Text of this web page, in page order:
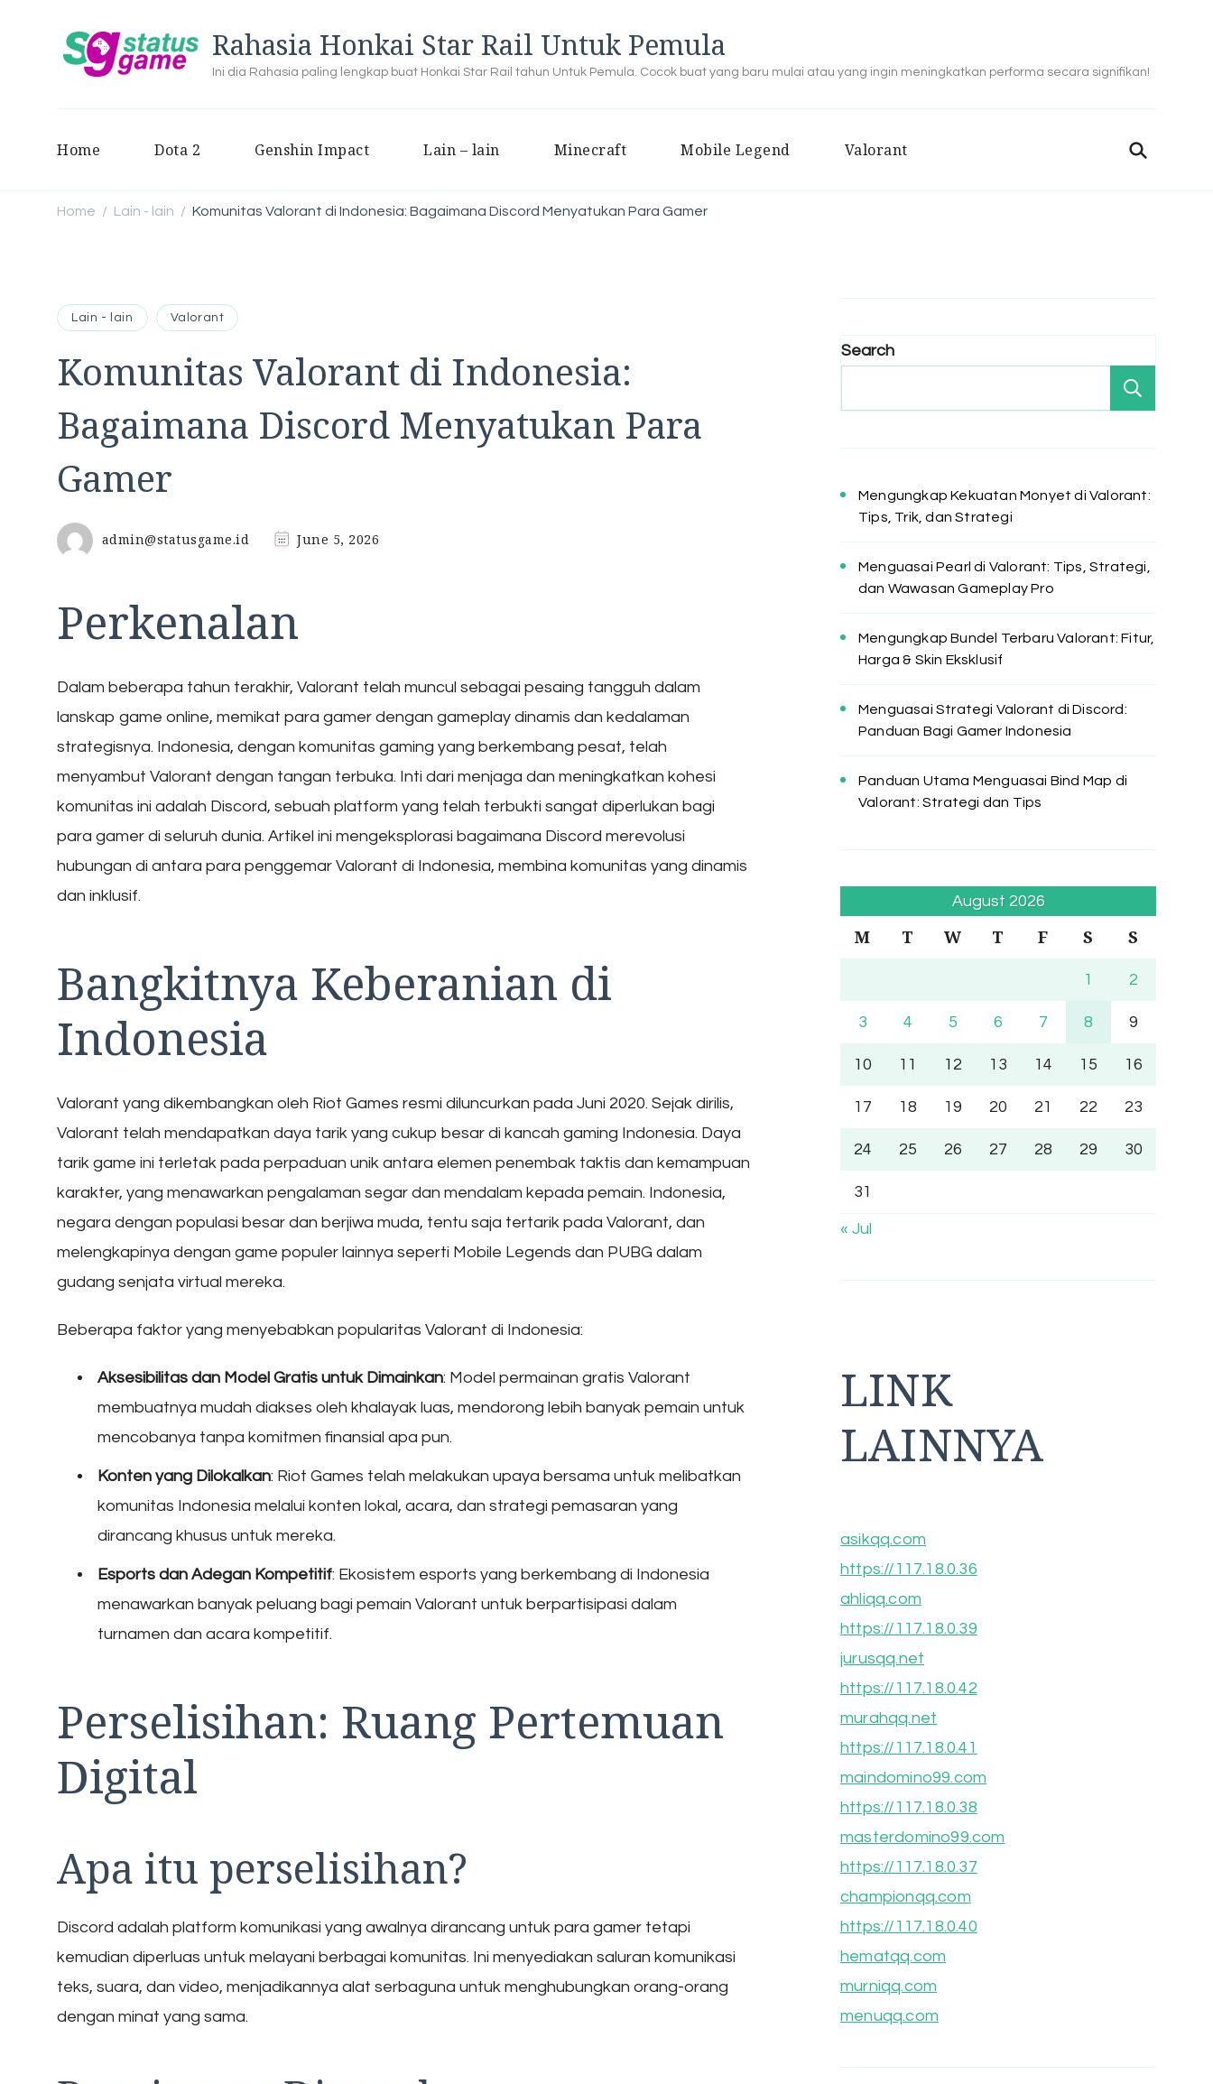
Rahasia Honkai Star Rail Untuk Pemula
Ini dia Rahasia paling lengkap buat Honkai Star Rail tahun Untuk Pemula. Cocok buat yang baru mulai atau yang ingin meningkatkan performa secara signifikan!
Home Dota 2 Genshin Impact Lain – lain Minecraft Mobile Legend Valorant
Home / Lain - lain / Komunitas Valorant di Indonesia: Bagaimana Discord Menyatukan Para Gamer
Lain - lain Valorant
Komunitas Valorant di Indonesia:
Bagaimana Discord Menyatukan Para
Gamer
admin@statusgame.id June 5, 2026
Perkenalan
Dalam beberapa tahun terakhir, Valorant telah muncul sebagai pesaing tangguh dalam
lanskap game online, memikat para gamer dengan gameplay dinamis dan kedalaman
strategisnya. Indonesia, dengan komunitas gaming yang berkembang pesat, telah
menyambut Valorant dengan tangan terbuka. Inti dari menjaga dan meningkatkan kohesi
komunitas ini adalah Discord, sebuah platform yang telah terbukti sangat diperlukan bagi
para gamer di seluruh dunia. Artikel ini mengeksplorasi bagaimana Discord merevolusi
hubungan di antara para penggemar Valorant di Indonesia, membina komunitas yang dinamis
dan inklusif.
Bangkitnya Keberanian di
Indonesia
Valorant yang dikembangkan oleh Riot Games resmi diluncurkan pada Juni 2020. Sejak dirilis,
Valorant telah mendapatkan daya tarik yang cukup besar di kancah gaming Indonesia. Daya
tarik game ini terletak pada perpaduan unik antara elemen penembak taktis dan kemampuan
karakter, yang menawarkan pengalaman segar dan mendalam kepada pemain. Indonesia,
negara dengan populasi besar dan berjiwa muda, tentu saja tertarik pada Valorant, dan
melengkapinya dengan game populer lainnya seperti Mobile Legends dan PUBG dalam
gudang senjata virtual mereka.
Beberapa faktor yang menyebabkan popularitas Valorant di Indonesia:
Aksesibilitas dan Model Gratis untuk Dimainkan: Model permainan gratis Valorant
membuatnya mudah diakses oleh khalayak luas, mendorong lebih banyak pemain untuk
mencobanya tanpa komitmen finansial apa pun.
Konten yang Dilokalkan: Riot Games telah melakukan upaya bersama untuk melibatkan
komunitas Indonesia melalui konten lokal, acara, dan strategi pemasaran yang
dirancang khusus untuk mereka.
Esports dan Adegan Kompetitif: Ekosistem esports yang berkembang di Indonesia
menawarkan banyak peluang bagi pemain Valorant untuk berpartisipasi dalam
turnamen dan acara kompetitif.
Perselisihan: Ruang Pertemuan
Digital
Apa itu perselisihan?
Discord adalah platform komunikasi yang awalnya dirancang untuk para gamer tetapi
kemudian diperluas untuk melayani berbagai komunitas. Ini menyediakan saluran komunikasi
teks, suara, dan video, menjadikannya alat serbaguna untuk menghubungkan orang-orang
dengan minat yang sama.
Search
Mengungkap Kekuatan Monyet di Valorant:
Tips, Trik, dan Strategi
Menguasai Pearl di Valorant: Tips, Strategi,
dan Wawasan Gameplay Pro
Mengungkap Bundel Terbaru Valorant: Fitur,
Harga & Skin Eksklusif
Menguasai Strategi Valorant di Discord:
Panduan Bagi Gamer Indonesia
Panduan Utama Menguasai Bind Map di
Valorant: Strategi dan Tips
August 2026
M T W T F S S
1 2
3 4 5 6 7 8 9
10 11 12 13 14 15 16
17 18 19 20 21 22 23
24 25 26 27 28 29 30
31
« Jul
LINK
LAINNYA
asikqq.com
https://117.18.0.36
ahliqq.com
https://117.18.0.39
jurusqq.net
https://117.18.0.42
murahqq.net
https://117.18.0.41
maindomino99.com
https://117.18.0.38
masterdomino99.com
https://117.18.0.37
championqq.com
https://117.18.0.40
hematqq.com
murniqq.com
menuqq.com